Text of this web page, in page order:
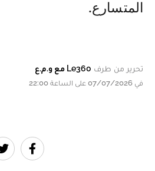
المتسارع.
تحرير من طرف Le360 مع و.م.ع
في 07/07/2026 على الساعة 22:00